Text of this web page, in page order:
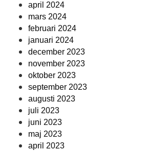
april 2024
mars 2024
februari 2024
januari 2024
december 2023
november 2023
oktober 2023
september 2023
augusti 2023
juli 2023
juni 2023
maj 2023
april 2023